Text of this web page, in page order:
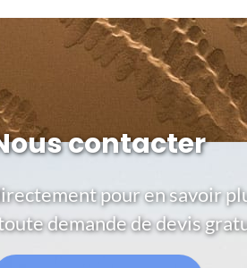
contacter
pour en savoir
demande de devis